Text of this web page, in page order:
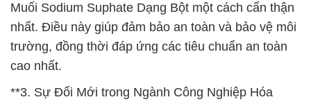
Muối Sodium Suphate Dạng Bột một cách cẩn thận
nhất. Điều này giúp đảm bảo an toàn và bảo vệ môi
trường, đồng thời đáp ứng các tiêu chuẩn an toàn
cao nhất.
**3. Sự Đổi Mới trong Ngành Công Nghiệp Hóa